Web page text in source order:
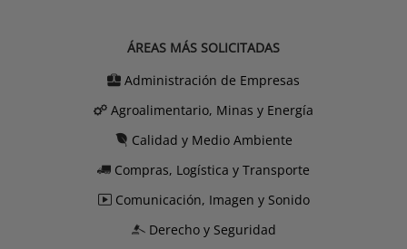
ÁREAS MÁS SOLICITADAS
Administración de Empresas
Agroalimentario, Minas y Energía
Calidad y Medio Ambiente
Compras, Logística y Transporte
Comunicación, Imagen y Sonido
Derecho y Seguridad